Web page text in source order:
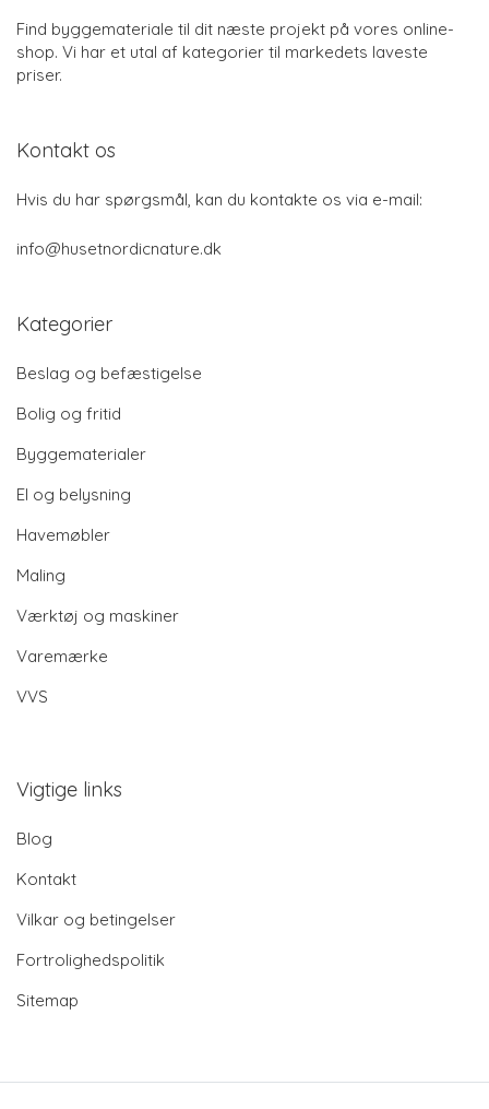
Find byggemateriale til dit næste projekt på vores online-
shop. Vi har et utal af kategorier til markedets laveste
priser.
Kontakt os
Hvis du har spørgsmål, kan du kontakte os via e-mail:
info@husetnordicnature.dk
Kategorier
Beslag og befæstigelse
Bolig og fritid
Byggematerialer
El og belysning
Havemøbler
Maling
Værktøj og maskiner
Varemærke
VVS
Vigtige links
Blog
Kontakt
Vilkar og betingelser
Fortrolighedspolitik
Sitemap